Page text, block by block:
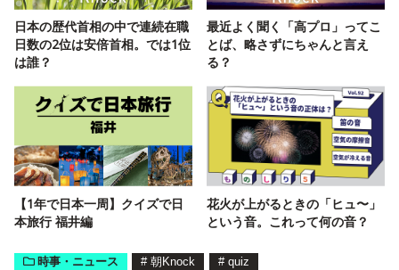
日本の歴代首相の中で連続在職
日数の2位は安倍首相。では1位
は誰？
最近よく聞く「高プロ」ってこ
とば、略さずにちゃんと言え
る？
【1年で日本一周】クイズで日
本旅行 福井編
花火が上がるときの「ヒュ〜」
という音。これって何の音？
時事・ニュース # 朝Knock # quiz